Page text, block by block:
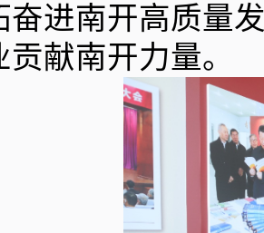
奋进南开高质量
贡献南开力量。